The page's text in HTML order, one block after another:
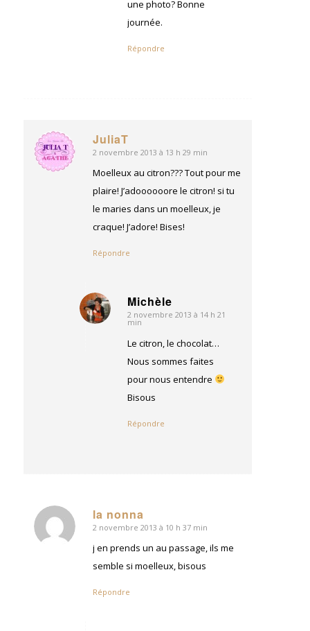
une photo? Bonne
journée.
Répondre
JuliaT
dit
:
2 novembre 2013 à 13 h 29 min
Moelleux au citron??? Tout pour me
plaire! J’adoooooore le citron! si tu
le maries dans un moelleux, je
craque! J’adore! Bises!
Répondre
Michèle
dit
2 novembre 2013 à 14 h 21
min
Le citron, le chocolat…
Nous sommes faites
pour nous entendre
Bisous
Répondre
la nonna
dit
:
2 novembre 2013 à 10 h 37 min
j en prends un au passage, ils me
semble si moelleux, bisous
Répondre